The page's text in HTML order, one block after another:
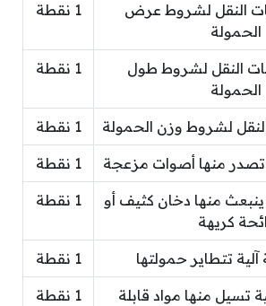
النقل لشروط عرض
الحمولة
1 نقطة
النقل لشروط طول
الحمولة
1 نقطة
لشروط وزن الحمولة 1 نقطة
تصدر منها أصوات مزعجة 1 نقطة
ينبعث منها دخان كثيف أو
كريهة
1 نقطة
آلية تتطاير حمولتها 1 نقطة
تسيل منها مواد قابلة
1 نقطة